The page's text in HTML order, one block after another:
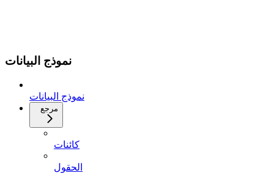
نموذج البيانات
نموذج البيانات
مرجع
كائنات
الحقول